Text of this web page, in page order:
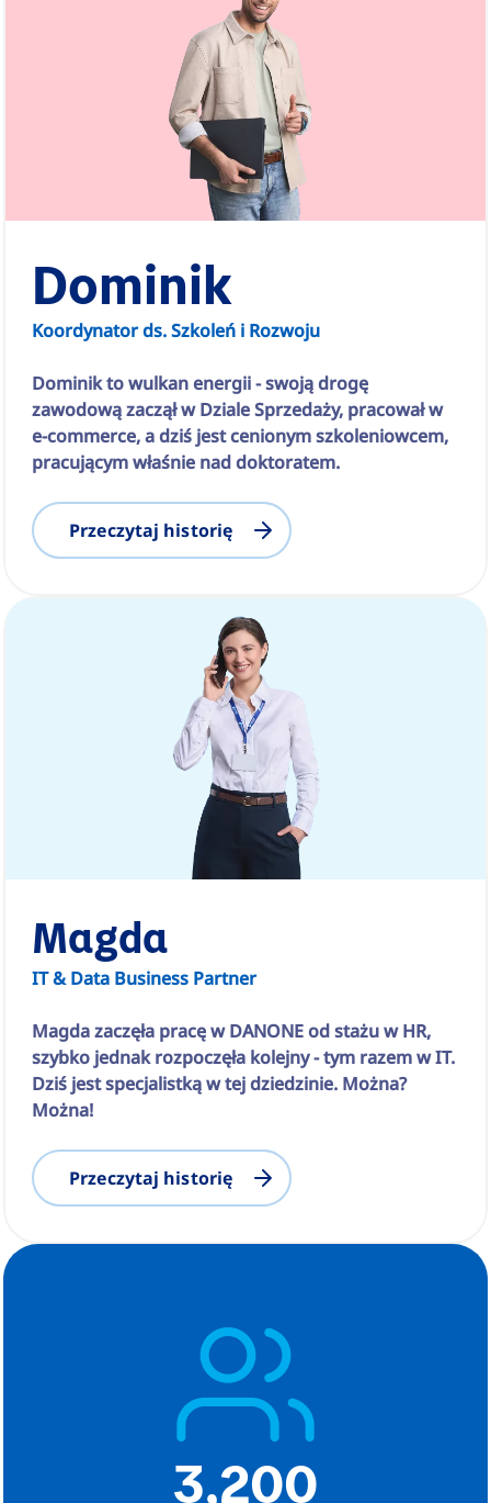
Dominik
Koordynator ds. Szkoleń i Rozwoju
Dominik to wulkan energii - swoją drogę
zawodową zaczął w Dziale Sprzedaży, pracował w
e-commerce, a dziś jest cenionym szkoleniowcem,
pracującym właśnie nad doktoratem.
Przeczytaj historię
Magda
IT & Data Business Partner
Magda zaczęła pracę w DANONE od stażu w HR,
szybko jednak rozpoczęła kolejny - tym razem w IT.
Dziś jest specjalistką w tej dziedzinie. Można?
Można!
Przeczytaj historię
3,200